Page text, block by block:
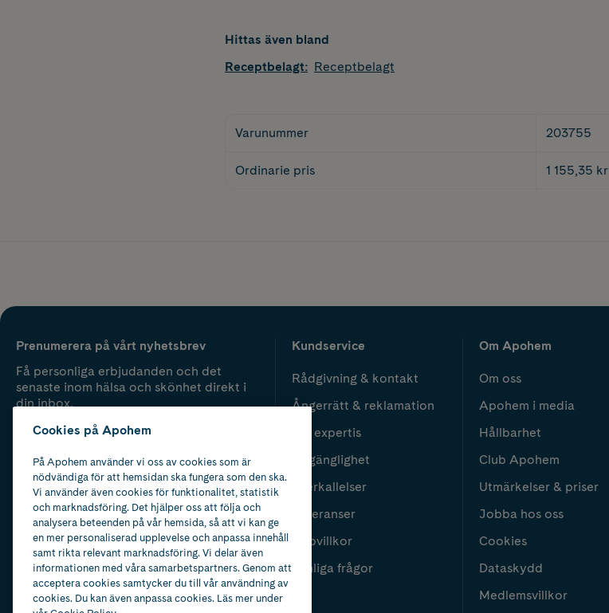
Hittas även bland
Receptbelagt: Receptbelagt
Varunummer 203755
Ordinarie pris 1 155,35 kr
Prenumerera på vårt nyhetsbrev
Få personliga erbjudanden och det
senaste inom hälsa och skönhet direkt i
din inbox.
Kundservice
Rådgivning & kontakt
Ångerrätt & reklamation
Vår expertis
Tillgänglighet
Återkallelser
Leveranser
Köpvillkor
Vanliga frågor
Om Apohem
Om oss
Apohem i media
Hållbarhet
Club Apohem
Utmärkelser & priser
Jobba hos oss
Cookies
Dataskydd
Medlemsvillkor
Cookies på Apohem
På Apohem använder vi oss av cookies som är
nödvändiga för att hemsidan ska fungera som den ska.
Vi använder även cookies för funktionalitet, statistik
och marknadsföring. Det hjälper oss att följa och
analysera beteenden på vår hemsida, så att vi kan ge
en mer personaliserad upplevelse och anpassa innehåll
samt rikta relevant marknadsföring. Vi delar även
informationen med våra samarbetspartners. Genom att
acceptera cookies samtycker du till vår användning av
cookies. Du kan även anpassa cookies. Läs mer under